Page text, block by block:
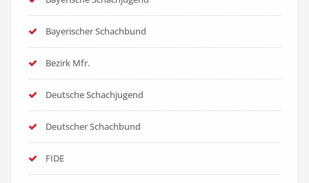
Bayerischer Schachbund
Bezirk Mfr.
Deutsche Schachjugend
Deutscher Schachbund
FIDE